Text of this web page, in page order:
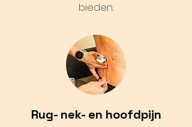
bieden.
Rug- nek- en hoofdpijn